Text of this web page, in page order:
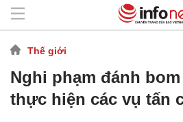
Thế giới
Nghi phạm đánh
thực hiện các vụ tấn